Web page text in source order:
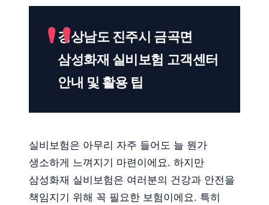
경상남도 진주시 금곡면
삼성화재 실비보험 고객센터
안내 및 활용 팁
실비보험은 아무리 자주 들어도 늘 뭔가
생소하게 느껴지기 마련이에요. 하지만
삼성화재 실비보험은 여러분의 건강과 안전을
책임지기 위해 꼭 필요한 보험이에요. 특히